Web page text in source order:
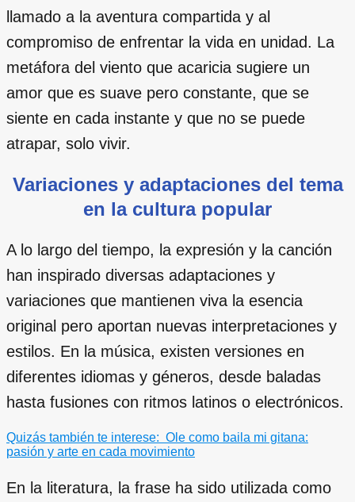
llamado a la aventura compartida y al
compromiso de enfrentar la vida en unidad. La
metáfora del viento que acaricia sugiere un
amor que es suave pero constante, que se
siente en cada instante y que no se puede
atrapar, solo vivir.
Variaciones y adaptaciones del tema
en la cultura popular
A lo largo del tiempo, la expresión y la canción
han inspirado diversas adaptaciones y
variaciones que mantienen viva la esencia
original pero aportan nuevas interpretaciones y
estilos. En la música, existen versiones en
diferentes idiomas y géneros, desde baladas
hasta fusiones con ritmos latinos o electrónicos.
Quizás también te interese: Ole como baila mi gitana:
pasión y arte en cada movimiento
En la literatura, la frase ha sido utilizada como